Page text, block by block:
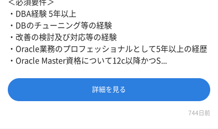
＜必須要件＞
・DBA経験 5年以上
・DBのチューニング等の経験
・改善の検討及び対応等の経験
・Oracle業務のプロフェッショナルとして5年以上の経歴
・Oracle Master資格について12c以降かつS...
詳細を見る
744日前